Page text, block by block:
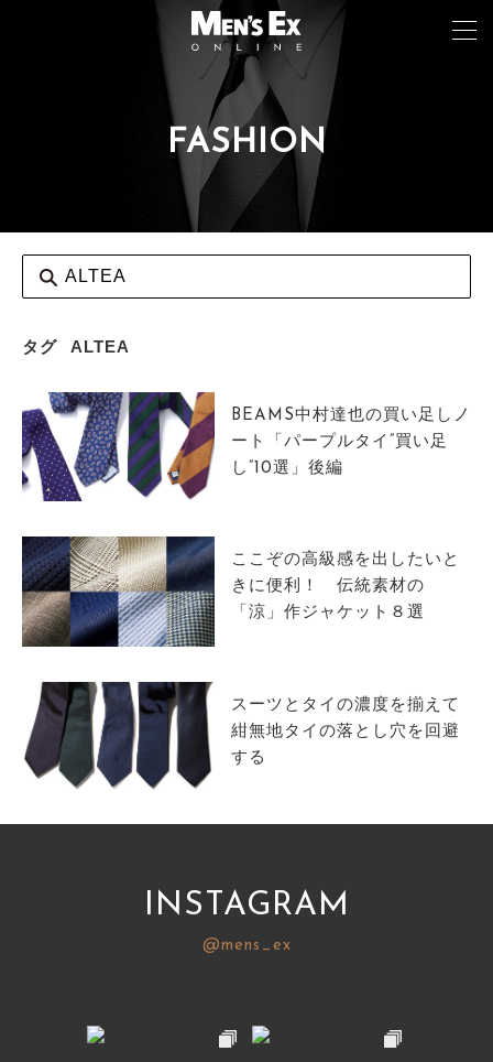
FASHION
タグ ALTEA
BEAMS中村達也の買い足しノ
ート「パープルタイ”買い足
し”10選」後編
ここぞの高級感を出したいと
きに便利！ 伝統素材の
「涼」作ジャケット８選
スーツとタイの濃度を揃えて
紺無地タイの落とし穴を回避
する
INSTAGRAM
@mens_ex
CAR&BIKE
LIFESTYLE
COLUMN
MAGAZINE
ABOUT SITE
サイトマップ